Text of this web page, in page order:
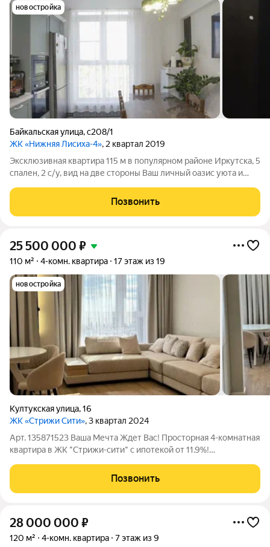
новостройка
Байкальская улица,с208/1
ЖК «Нижняя Лисиха-4», 2 квартал 2019
Эксклюзивная квартира 115 м в популярном районе Иркутска, 5
спален, 2 с/у, вид на две стороны Ваш личный оазис уюта и
не просто квадратные метры, а продуманное пространство
для жизни, где с
Позвонить
25 500 000 ₽
110 м² 4-комн. квартира 17 этаж из 19
новостройка
Култукская улица,16
ЖК «Стрижи Сити», 3 квартал 2024
Арт. 135871523 Ваша Мечта Ждет Вас! Просторная 4-комнатная
квартира в ЖК "Стрижи-сити" с ипотекой от 11.9%!
видовая 4-комнатная квартира на 17 этаже в престижном ЖК
"Стрижи-сити"! Полностью
Позвонить
28 000 000 ₽
120 м² 4-комн. квартира 7 этаж из 9